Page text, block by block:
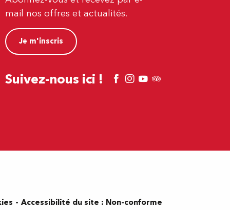
mail nos offres et actualités.
Je m'inscris
Suivez-nous ici !
Accessibilité du site : Non-conforme